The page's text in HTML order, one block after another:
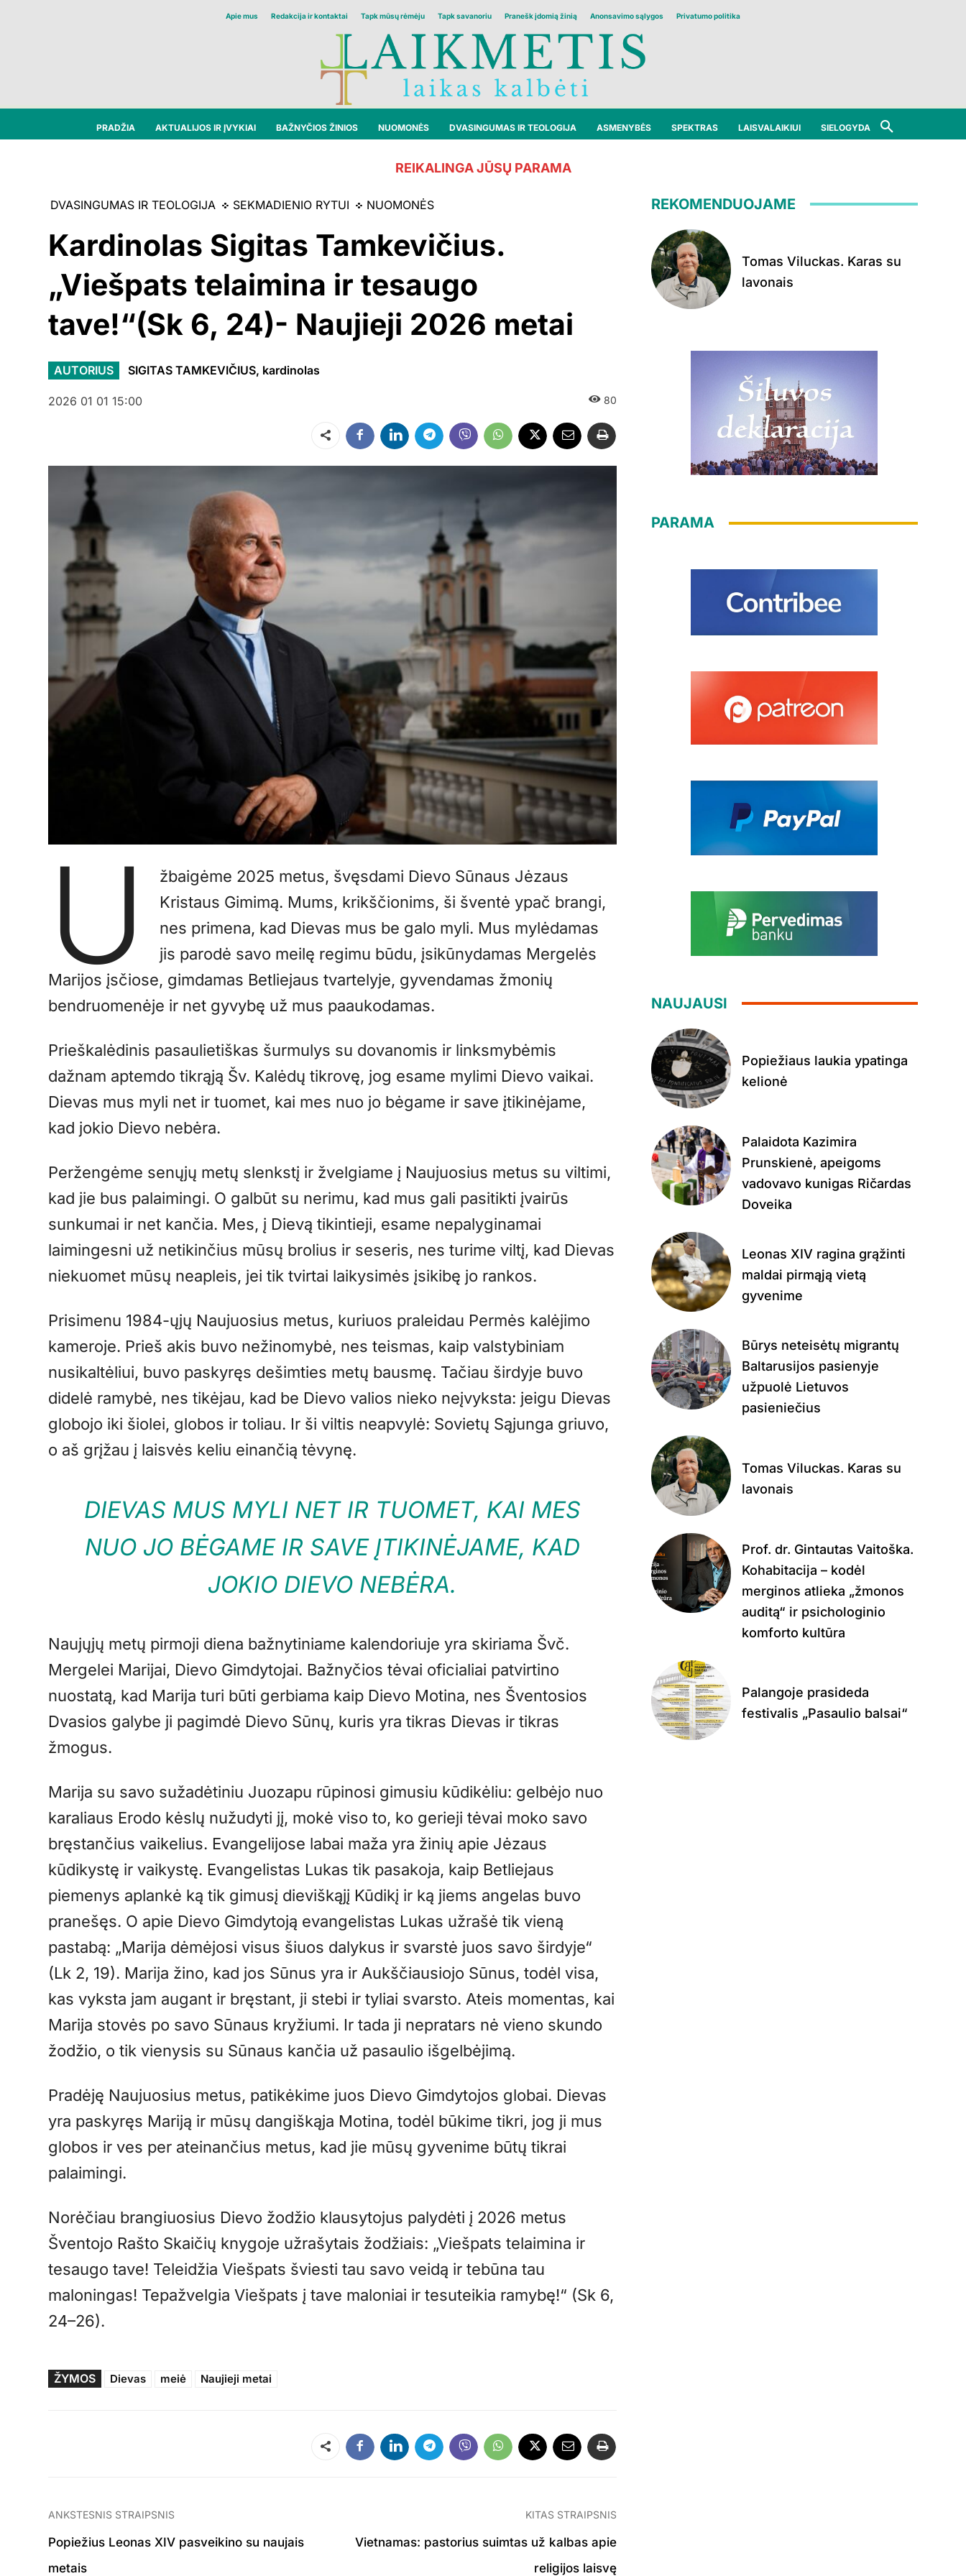
Apie mus Redakcija ir kontaktai Tapk mūsų rėmėju Tapk savanoriu Pranešk įdomią žinią Anonsavimo sąlygos Privatumo politika
PRADŽIA AKTUALIJOS IR ĮVYKIAI BAŽNYČIOS ŽINIOS NUOMONĖS DVASINGUMAS IR TEOLOGIJA ASMENYBĖS SPEKTRAS LAISVALAIKIUI SIELOGYDA
REIKALINGA JŪSŲ PARAMA
DVASINGUMAS IR TEOLOGIJA SEKMADIENIO RYTUI NUOMONĖS
Kardinolas Sigitas Tamkevičius.
„Viešpats telaimina ir tesaugo
tave!“(Sk 6, 24)- Naujieji 2026 metai
AUTORIUS SIGITAS TAMKEVIČIUS, kardinolas
2026 01 01 15:00 80
Dalintis
U
žbaigėme 2025 metus, švęsdami Dievo Sūnaus Jėzaus
Kristaus Gimimą. Mums, krikščionims, ši šventė ypač brangi,
nes primena, kad Dievas mus be galo myli. Mus mylėdamas
jis parodė savo meilę regimu būdu, įsikūnydamas Mergelės
Marijos įsčiose, gimdamas Betliejaus tvartelyje, gyvendamas žmonių
bendruomenėje ir net gyvybę už mus paaukodamas.
Prieškalėdinis pasaulietiškas šurmulys su dovanomis ir linksmybėmis
dažnam aptemdo tikrąją Šv. Kalėdų tikrovę, jog esame mylimi Dievo vaikai.
Dievas mus myli net ir tuomet, kai mes nuo jo bėgame ir save įtikinėjame,
kad jokio Dievo nebėra.
Peržengėme senųjų metų slenkstį ir žvelgiame į Naujuosius metus su viltimi,
kad jie bus palaimingi. O galbūt su nerimu, kad mus gali pasitikti įvairūs
sunkumai ir net kančia. Mes, į Dievą tikintieji, esame nepalyginamai
laimingesni už netikinčius mūsų brolius ir seseris, nes turime viltį, kad Dievas
niekuomet mūsų neapleis, jei tik tvirtai laikysimės įsikibę jo rankos.
Prisimenu 1984-ųjų Naujuosius metus, kuriuos praleidau Permės kalėjimo
kameroje. Prieš akis buvo nežinomybė, nes teismas, kaip valstybiniam
nusikaltėliui, buvo paskyręs dešimties metų bausmę. Tačiau širdyje buvo
didelė ramybė, nes tikėjau, kad be Dievo valios nieko neįvyksta: jeigu Dievas
globojo iki šiolei, globos ir toliau. Ir ši viltis neapvylė: Sovietų Sąjunga griuvo,
o aš grįžau į laisvės keliu einančią tėvynę.
DIEVAS MUS MYLI NET IR TUOMET, KAI MES
NUO JO BĖGAME IR SAVE ĮTIKINĖJAME, KAD
JOKIO DIEVO NEBĖRA.
Naujųjų metų pirmoji diena bažnytiniame kalendoriuje yra skiriama Švč.
Mergelei Marijai, Dievo Gimdytojai. Bažnyčios tėvai oficialiai patvirtino
nuostatą, kad Marija turi būti gerbiama kaip Dievo Motina, nes Šventosios
Dvasios galybe ji pagimdė Dievo Sūnų, kuris yra tikras Dievas ir tikras
žmogus.
Marija su savo sužadėtiniu Juozapu rūpinosi gimusiu kūdikėliu: gelbėjo nuo
karaliaus Erodo kėslų nužudyti jį, mokė viso to, ko gerieji tėvai moko savo
bręstančius vaikelius. Evangelijose labai maža yra žinių apie Jėzaus
kūdikystę ir vaikystę. Evangelistas Lukas tik pasakoja, kaip Betliejaus
piemenys aplankė ką tik gimusį dieviškąjį Kūdikį ir ką jiems angelas buvo
pranešęs. O apie Dievo Gimdytoją evangelistas Lukas užrašė tik vieną
pastabą: „Marija dėmėjosi visus šiuos dalykus ir svarstė juos savo širdyje“
(Lk 2, 19). Marija žino, kad jos Sūnus yra ir Aukščiausiojo Sūnus, todėl visa,
kas vyksta jam augant ir bręstant, ji stebi ir tyliai svarsto. Ateis momentas, kai
Marija stovės po savo Sūnaus kryžiumi. Ir tada ji nepratars nė vieno skundo
žodžio, o tik vienysis su Sūnaus kančia už pasaulio išgelbėjimą.
Pradėję Naujuosius metus, patikėkime juos Dievo Gimdytojos globai. Dievas
yra paskyręs Mariją ir mūsų dangiškąja Motina, todėl būkime tikri, jog ji mus
globos ir ves per ateinančius metus, kad jie mūsų gyvenime būtų tikrai
palaimingi.
Norėčiau brangiuosius Dievo žodžio klausytojus palydėti į 2026 metus
Šventojo Rašto Skaičių knygoje užrašytais žodžiais: „Viešpats telaimina ir
tesaugo tave! Teleidžia Viešpats šviesti tau savo veidą ir tebūna tau
maloningas! Tepažvelgia Viešpats į tave maloniai ir tesuteikia ramybę!“ (Sk 6,
24–26).
ŽYMOS Dievas meiė Naujieji metai
Dalintis
ANKSTESNIS STRAIPSNIS
Popiežius Leonas XIV pasveikino su naujais
metais
KITAS STRAIPSNIS
Vietnamas: pastorius suimtas už kalbas apie
religijos laisvę
REKOMENDUOJAME
Tomas Viluckas. Karas su
lavonais
PARAMA
NAUJAUSI
Popiežiaus laukia ypatinga
kelionė
Palaidota Kazimira
Prunskienė, apeigoms
vadovavo kunigas Ričardas
Doveika
Leonas XIV ragina grąžinti
maldai pirmąją vietą
gyvenime
Būrys neteisėtų migrantų
Baltarusijos pasienyje
užpuolė Lietuvos
pasieniečius
Tomas Viluckas. Karas su
lavonais
Prof. dr. Gintautas Vaitoška.
Kohabitacija – kodėl
merginos atlieka „žmonos
auditą“ ir psichologinio
komforto kultūra
Palangoje prasideda
festivalis „Pasaulio balsai“